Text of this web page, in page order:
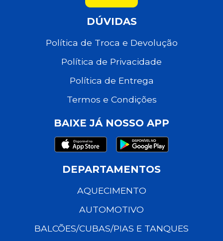
DÚVIDAS
Política de Troca e Devolução
Política de Privacidade
Política de Entrega
Termos e Condições
BAIXE JÁ NOSSO APP
DEPARTAMENTOS
AQUECIMENTO
AUTOMOTIVO
BALCÕES/CUBAS/PIAS E TANQUES